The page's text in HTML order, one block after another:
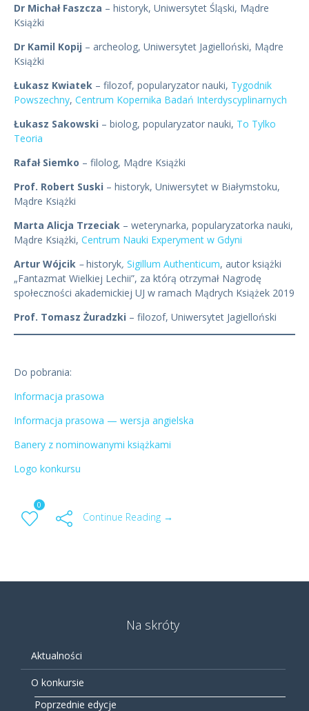
Dr Michał Faszcza – historyk, Uniwersytet Śląski, Mądre
Książki
Dr Kamil Kopij – archeolog, Uniwersytet Jagielloński, Mądre
Książki
Łukasz Kwiatek – filozof, popularyzator nauki, Tygodnik
Powszechny, Centrum Kopernika Badań Interdyscyplinarnych
Łukasz Sakowski – biolog, popularyzator nauki, To Tylko
Teoria
Rafał Siemko – filolog, Mądre Książki
Prof. Robert Suski – historyk, Uniwersytet w Białymstoku,
Mądre Książki
Marta Alicja Trzeciak – weterynarka, popularyzatorka nauki,
Mądre Książki, Centrum Nauki Experyment w Gdyni
Artur Wójcik –historyk, Sigillum Authenticum, autor książki
„Fantazmat Wielkiej Lechii”, za którą otrzymał Nagrodę
społeczności akademickiej UJ w ramach Mądrych Książek 2019
Prof. Tomasz Żuradzki – filozof, Uniwersytet Jagielloński
Do pobrania:
Informacja prasowa
Informacja prasowa — wersja angielska
Banery z nominowanymi książkami
Logo konkursu
0
Continue Reading →
Na skróty
Aktualności
O konkursie
Poprzednie edycje